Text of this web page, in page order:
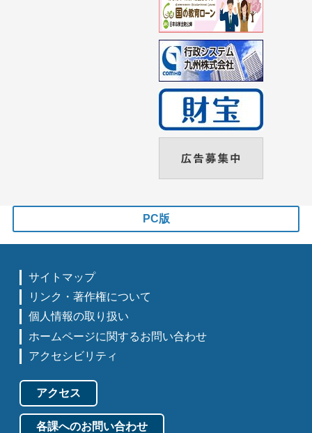
PC版
サイトマップ
リンク・著作権について
個人情報の取り扱い
ホームページに関するお問い合わせ
アクセシビリティ
アクセス
各課へのお問い合わせ